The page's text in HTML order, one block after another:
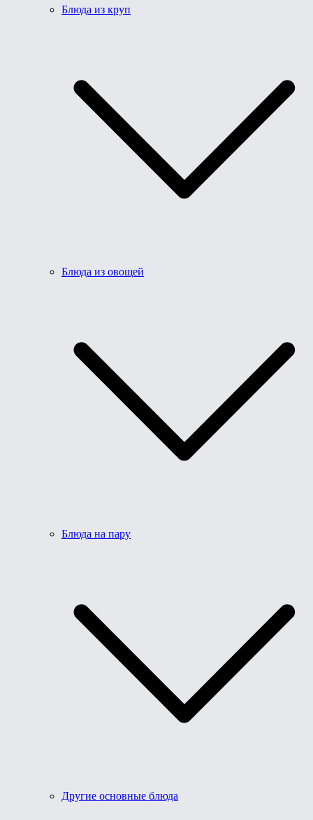
Блюда из круп
Блюда из овощей
Блюда на пару
Другие основные блюда